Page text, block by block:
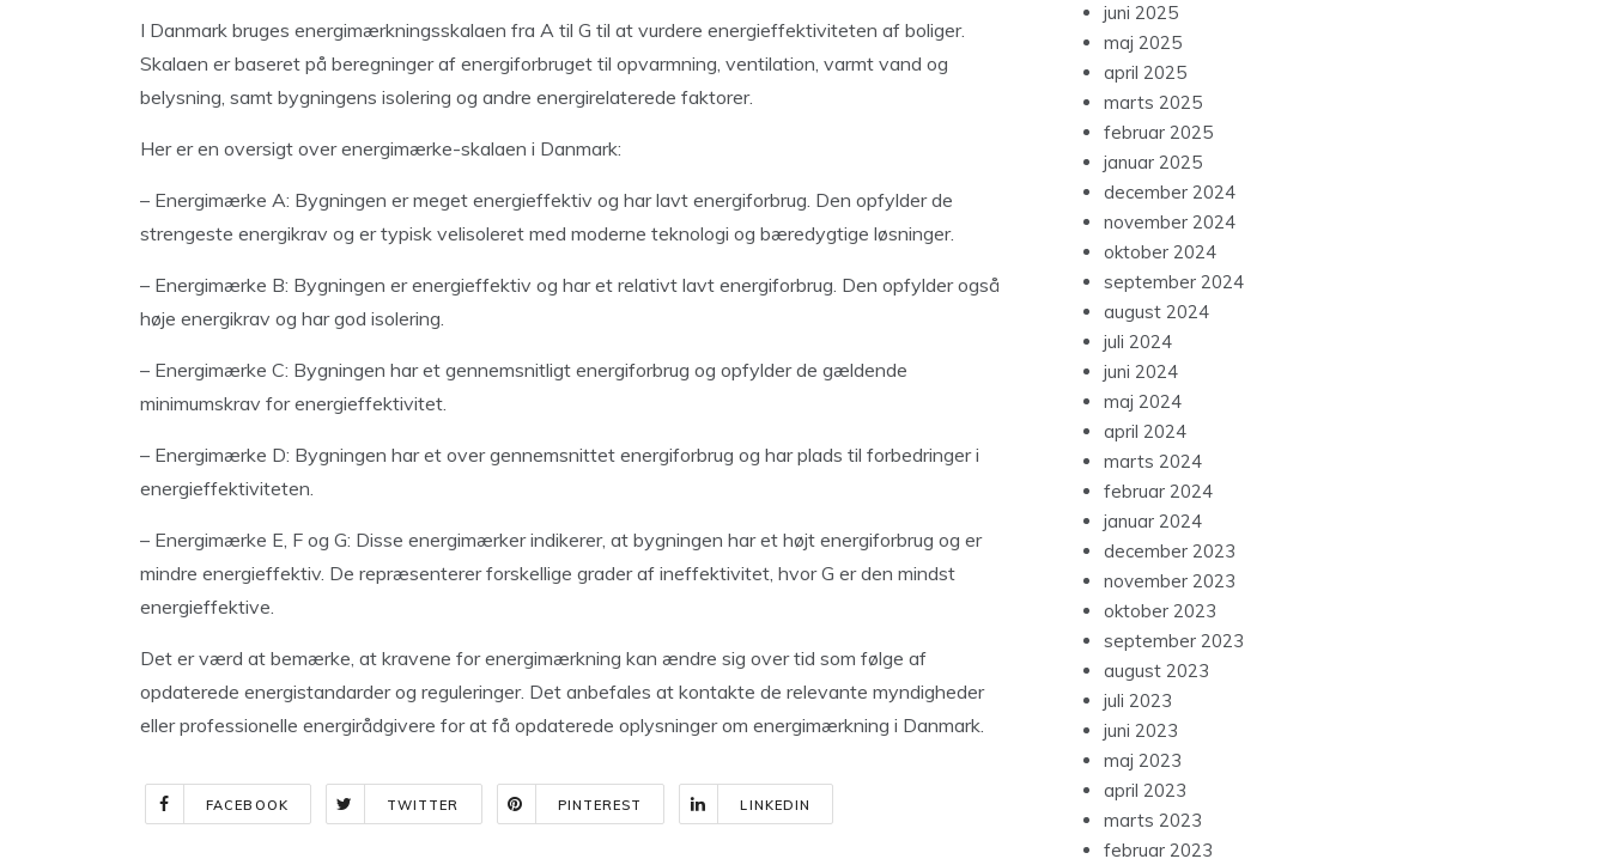
I Danmark bruges energimærkningsskalaen fra A til G til at vurdere energieffektiviteten af boliger.
Skalaen er baseret på beregninger af energiforbruget til opvarmning, ventilation, varmt vand og
belysning, samt bygningens isolering og andre energirelaterede faktorer.
Her er en oversigt over energimærke-skalaen i Danmark:
– Energimærke A: Bygningen er meget energieffektiv og har lavt energiforbrug. Den opfylder de
strengeste energikrav og er typisk velisoleret med moderne teknologi og bæredygtige løsninger.
– Energimærke B: Bygningen er energieffektiv og har et relativt lavt energiforbrug. Den opfylder også
høje energikrav og har god isolering.
– Energimærke C: Bygningen har et gennemsnitligt energiforbrug og opfylder de gældende
minimumskrav for energieffektivitet.
– Energimærke D: Bygningen har et over gennemsnittet energiforbrug og har plads til forbedringer i
energieffektiviteten.
– Energimærke E, F og G: Disse energimærker indikerer, at bygningen har et højt energiforbrug og er
mindre energieffektiv. De repræsenterer forskellige grader af ineffektivitet, hvor G er den mindst
energieffektive.
Det er værd at bemærke, at kravene for energimærkning kan ændre sig over tid som følge af
opdaterede energistandarder og reguleringer. Det anbefales at kontakte de relevante myndigheder
eller professionelle energirådgivere for at få opdaterede oplysninger om energimærkning i Danmark.
FACEBOOK TWITTER PINTEREST LINKEDIN
juni 2025
maj 2025
april 2025
marts 2025
februar 2025
januar 2025
december 2024
november 2024
oktober 2024
september 2024
august 2024
juli 2024
juni 2024
maj 2024
april 2024
marts 2024
februar 2024
januar 2024
december 2023
november 2023
oktober 2023
september 2023
august 2023
juli 2023
juni 2023
maj 2023
april 2023
marts 2023
februar 2023